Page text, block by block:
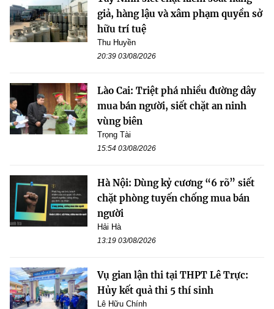
giả, hàng lậu và xâm phạm quyền sở
hữu trí tuệ
Thu Huyền
20:39 03/08/2026
Lào Cai: Triệt phá nhiều đường dây
mua bán người, siết chặt an ninh
vùng biên
Trọng Tài
15:54 03/08/2026
Hà Nội: Dùng kỷ cương “6 rõ” siết
chặt phòng tuyến chống mua bán
người
Hải Hà
13:19 03/08/2026
Vụ gian lận thi tại THPT Lê Trực:
Hủy kết quả thi 5 thí sinh
Lê Hữu Chính